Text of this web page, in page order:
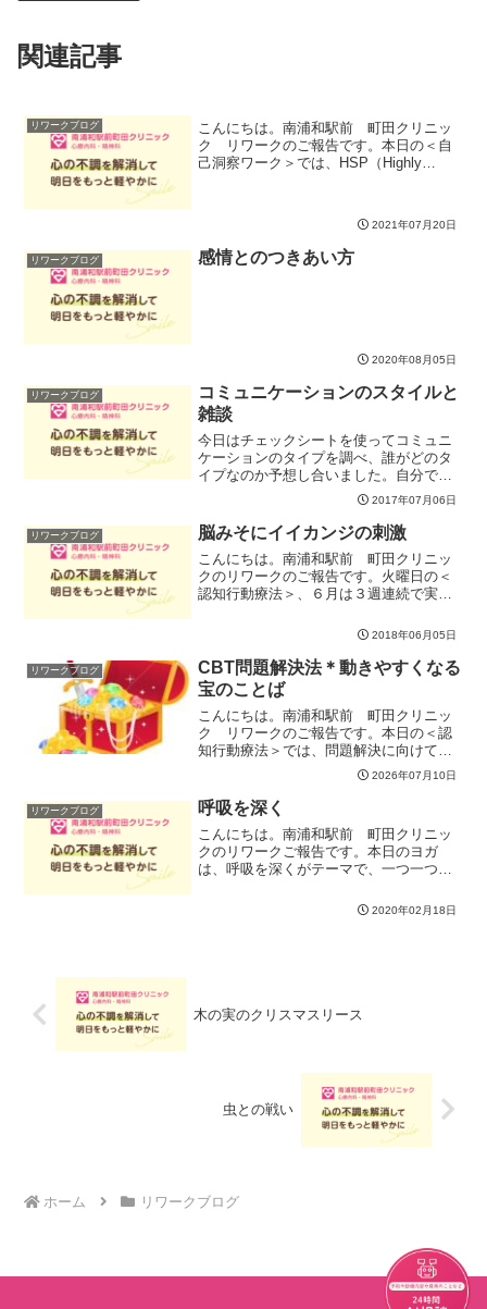
関連記事
リワークブログ
こんにちは。南浦和駅前 町田クリニッ
ク リワークのご報告です。本日の＜自
己洞察ワーク＞では、HSP（Highly
2021年07月20日
リワークブログ 感情とのつきあい方
2020年08月05日
リワークブログ
コミュニケーションのスタイルと
雑談
今日はチェックシートを使ってコミュニ
ケーションのタイプを調べ、誰がどのタ
イプなのか予想し合いました。自分で思
う自分と、他者から見た自分のギャップ
に、「周りからはそんな風に見えている
んだ」と様々な気づきがあったようで
す。彼を知り、己を知れば百...
2017年07月06日
リワークブログ 脳みそにイイカンジの刺激
こんにちは。南浦和駅前 町田クリニッ
クのリワークのご報告です。火曜日の＜
認知行動療法＞、６月は３週連続で実際
１０＞に体系立てて取り組んでいます。
１つ１つのケーススタディから実践的な
感覚の構築にも派生して、...
2018年06月05日
リワークブログ
CBT問題解決法＊動きやすくなる
宝のことば
こんにちは。南浦和駅前 町田クリニッ
ク リワークのご報告です。本日の＜認
知行動療法＞では、問題解決に向けて自
分自身を動かしやすくする「宝のフレー
ズ」をかき集めてみました。・今まで
「自分を動かす」言葉のイメージとは真
逆だった！・「そんなので」...
2026年07月10日
リワークブログ 呼吸を深く
こんにちは。南浦和駅前 町田クリニッ
クのリワークご報告です。本日のヨガ
は、呼吸を深くがテーマで、一つ一つの
ポーズもの心地良い呼吸ができているか
を確認しながらレッスンをしました。ヨ
2020年02月18日
木の実のクリスマスリース
虫との戦い
ホーム リワークブログ
チャット